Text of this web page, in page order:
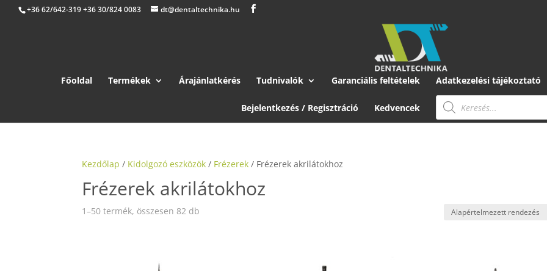
+36 62/642-319 +36 30/824 0083 dt@dentaltechnika.hu
Főoldal Termékek Árajánlatkérés Tudnivalók Garanciális feltételek Adatkezelési tájékoztató
Bejelentkezés / Regisztráció Kedvencek
Products
search
Kezdőlap / Kidolgozó eszközök / Frézerek / Frézerek akrilátokhoz
Frézerek akrilátokhoz
1–50 termék, összesen 82 db